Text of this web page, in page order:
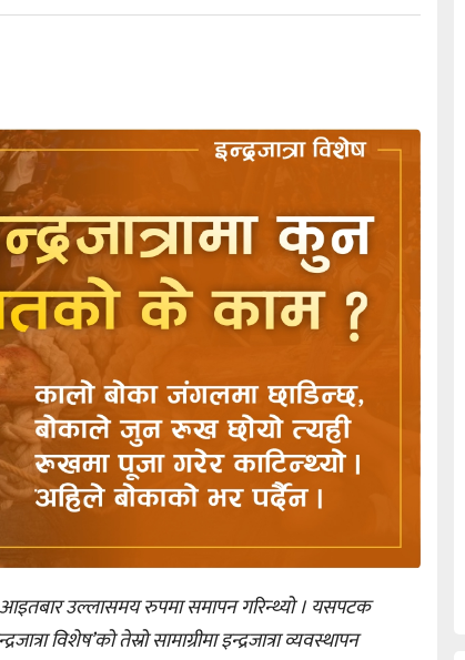
आइतबार उल्लासमय रुपमा समापन गरिन्थ्यो । यसपटक
विशेष’को तेस्रो सामाग्रीमा इन्द्रजात्रा व्यवस्थापन